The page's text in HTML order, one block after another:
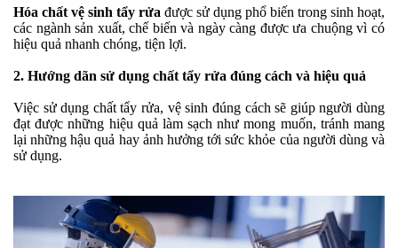
Hóa chất vệ sinh tẩy rửa được sử dụng phổ biến trong sinh hoạt,
các ngành sản xuất, chế biến và ngày càng được ưa chuộng vì có
hiệu quả nhanh chóng, tiện lợi.
2. Hướng dãn sử dụng chất tẩy rửa đúng cách và hiệu quả
Việc sử dụng chất tẩy rửa, vệ sinh đúng cách sẽ giúp người dùng
đạt được những hiệu quả làm sạch như mong muốn, tránh mang
lại những hậu quả hay ảnh hưởng tới sức khỏe của người dùng và
sử dụng.